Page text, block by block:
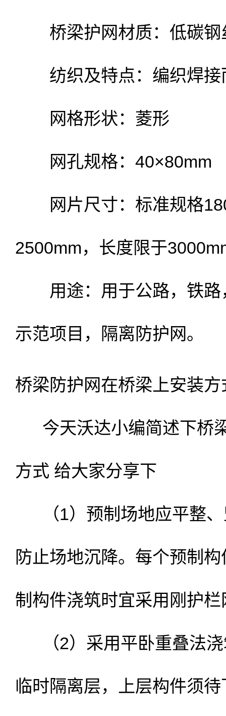
桥梁护网材质：低碳钢
纺织及特点：编织焊接
网格形状：菱形
网孔规格：40×80mm
网片尺寸：标准规格
2500mm，长度限于
用途：用于公路，铁路
示范项目，隔离防护网。
桥梁防护网在桥梁上安装方
今天沃达小编简述下桥
方式 给大家分享下
（1）预制场地应平整、
防止场地沉降。每个预制
制构件浇筑时宜采用刚护栏
（2）采用平卧重叠法浇
临时隔离层，上层构件须